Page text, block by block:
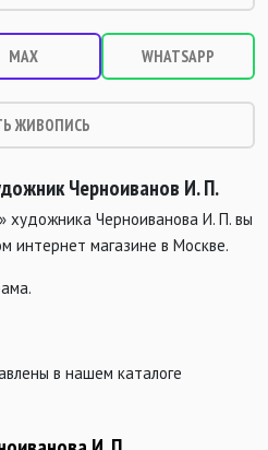
MAX WHATSAPP
ЖИВОПИСЬ
Черноиванов И. П.
художника Черноиванова И. П. вы
интернет магазине в Москве.
в нашем каталоге